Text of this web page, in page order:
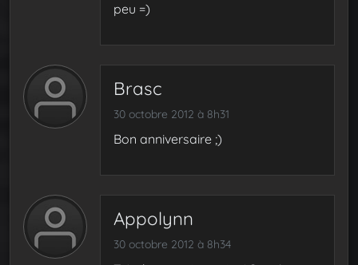
peu =)
Brasc
30 octobre 2012 à 8h31
Bon anniversaire ;)
Appolynn
30 octobre 2012 à 8h34